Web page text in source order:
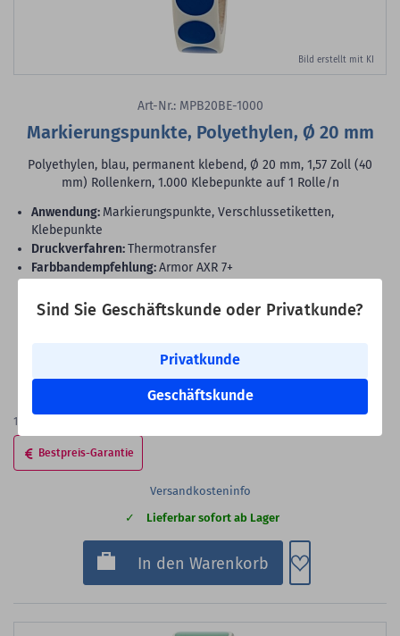
Sind Sie Geschäftskunde oder Privatkunde?
Privatkunde
Geschäftskunde
Bild erstellt mit KI
Art-Nr.: MPB20BE-1000
Markierungspunkte, Polyethylen, Ø 20 mm
Polyethylen, blau, permanent klebend, Ø 20 mm, 1,57 Zoll (40
mm) Rollenkern, 1.000 Klebepunkte auf 1 Rolle/n
Anwendung: Markierungspunkte, Verschlussetiketten,
Klebepunkte
Druckverfahren:Thermotransfer
Farbbandempfehlung:Armor AXR 7+
Oberfläche: glänzend
1.000
Bester Staffelpreis
3,99 €
Bestpreis-Garantie
Versandkosteninfo
Lieferbar sofort ab Lager
In den Warenkorb Zum